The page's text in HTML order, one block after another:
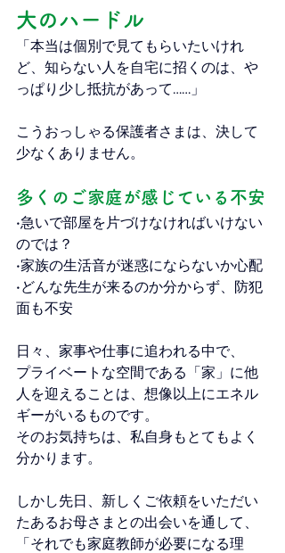
大のハードル
「本当は個別で見てもらいたいけれ
ど、知らない人を自宅に招くのは、や
っぱり少し抵抗があって……」
こうおっしゃる保護者さまは、決して
少なくありません。
多くのご家庭が感じている不安
•急いで部屋を片づけなければいけない
のでは？
•家族の生活音が迷惑にならないか心配
•どんな先生が来るのか分からず、防犯
面も不安
日々、家事や仕事に追われる中で、
プライベートな空間である「家」に他
人を迎えることは、想像以上にエネル
ギーがいるものです。
そのお気持ちは、私自身もとてもよく
分かります。
しかし先日、新しくご依頼をいただい
たあるお母さまとの出会いを通して、
「それでも家庭教師が必要になる理